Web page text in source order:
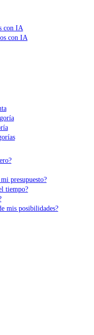
con IA
con IA
presupuesto?
tiempo?
mis posibilidades?